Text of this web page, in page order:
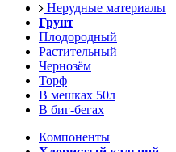
Нерудные материалы
Грунт
Плодородный
Растительный
Чернозём
Торф
В мешках 50л
В биг-бегах
Компоненты